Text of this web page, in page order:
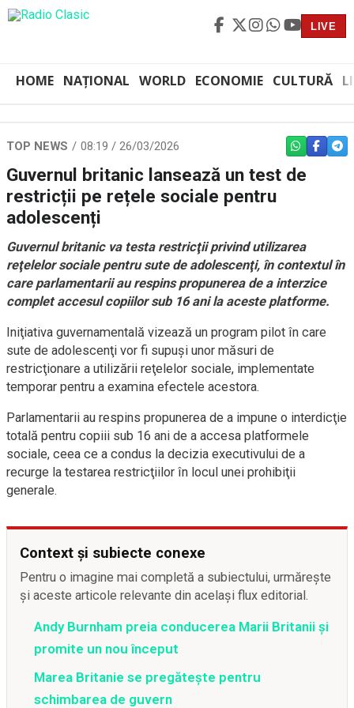
LIVE
HOME NAȚIONAL WORLD ECONOMIE CULTURĂ
TOP NEWS 08:19 / 26/03/2026 WHATSAPP
Guvernul britanic lansează un test de
restricții pe rețele sociale pentru
adolescenți
Guvernul britanic va testa restricţii privind utilizarea
reţelelor sociale pentru sute de adolescenţi, în contextul în
care parlamentarii au respins propunerea de a interzice
complet accesul copiilor sub 16 ani la aceste platforme.
Iniţiativa guvernamentală vizează un program pilot în care
sute de adolescenţi vor fi supuşi unor măsuri de
restricţionare a utilizării reţelelor sociale, implementate
temporar pentru a examina efectele acestora.
Parlamentarii au respins propunerea de a impune o interdicţie
totală pentru copiii sub 16 ani de a accesa platformele
sociale, ceea ce a condus la decizia executivului de a
recurge la testarea restricţiilor în locul unei prohibiţii
generale.
Context și subiecte conexe
Pentru o imagine mai completă a subiectului, urmărește
și aceste articole relevante din același flux editorial.
Andy Burnham preia conducerea Marii Britanii și
promite un nou început
Marea Britanie se pregătește pentru
schimbarea de guvern